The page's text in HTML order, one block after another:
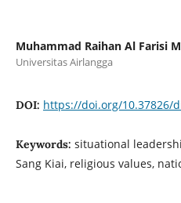
Muhammad Raihan Al Farisi
Universitas Airlangga
DOI: https://doi.org/10.37826/
Keywords: situational
Sang Kiai, religious values,